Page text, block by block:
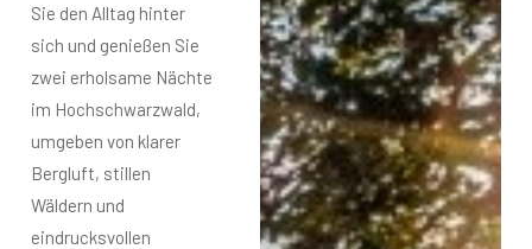
Sie den Alltag hinter
sich und genießen Sie
zwei erholsame Nächte
im Hochschwarzwald,
umgeben von klarer
Bergluft, stillen
Wäldern und
eindrucksvollen